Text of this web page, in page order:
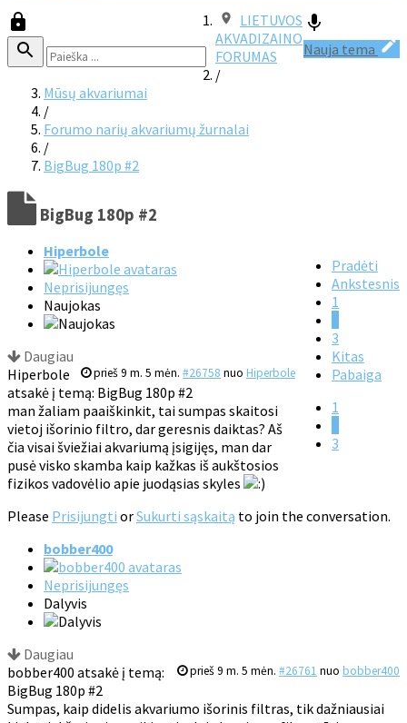
Nauja tema
LIETUVOS
AKVADIZAINO
FORUMAS
/
Mūsų akvariumai
/
Forumo narių akvariumų žurnalai
/
BigBug 180p #2
BigBug 180p #2
Pradėti
Ankstesnis
1
3
Kitas
Pabaiga
1
3
Hiperbole
Neprisijungęs
Naujokas
Daugiau
prieš 9 m. 5 mėn. #26758 nuo Hiperbole
Hiperbole
atsakė į temą: BigBug 180p #2
man žaliam paaiškinkit, tai sumpas skaitosi
vietoj išorinio filtro, dar geresnis daiktas? Aš
čia visai šviežiai akvariumą įsigijęs, man dar
pusė visko skamba kaip kažkas iš aukštosios
fizikos vadovėlio apie juodąsias skyles
Please Prisijungti orSukurti sąskaitą to join the conversation.
bobber400
Neprisijungęs
Dalyvis
Daugiau
prieš 9 m. 5 mėn. #26761 nuo bobber400
bobber400 atsakė į temą:
BigBug 180p #2
Sumpas, kaip didelis akvariumo išorinis filtras, tik dažniausiai